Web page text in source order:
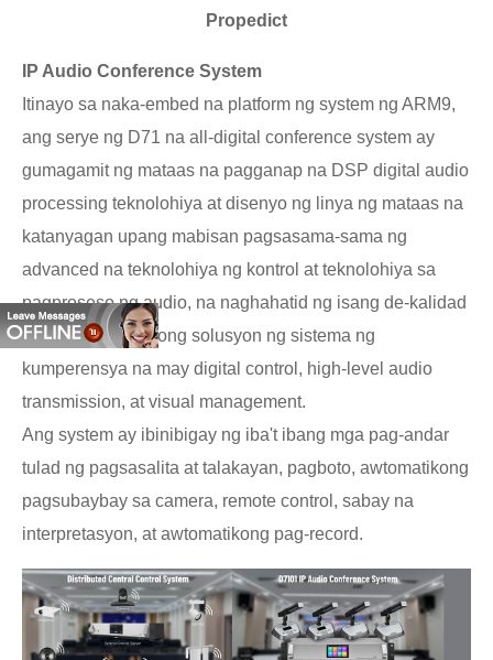
Propedict
IP Audio Conference System
Itinayo sa naka-embed na platform ng system ng ARM9,
ang serye ng D71 na all-digital conference system ay
gumagamit ng mataas na pagganap na DSP digital audio
processing teknolohiya at disenyo ng linya ng mataas na
katanyagan upang mabisan pagsasama-sama ng
advanced na teknolohiya ng kontrol at teknolohiya sa
pagproseso ng audio, na naghahatid ng isang de-kalidad
na komprehensibong solusyon ng sistema ng
kumperensya na may digital control, high-level audio
transmission, at visual management.
Ang system ay ibinibigay ng iba't ibang mga pag-andar
tulad ng pagsasalita at talakayan, pagboto, awtomatikong
pagsubaybay sa camera, remote control, sabay na
interpretasyon, at awtomatikong pag-record.